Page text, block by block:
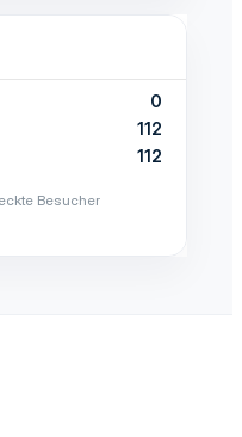
0
112
112
Besucher